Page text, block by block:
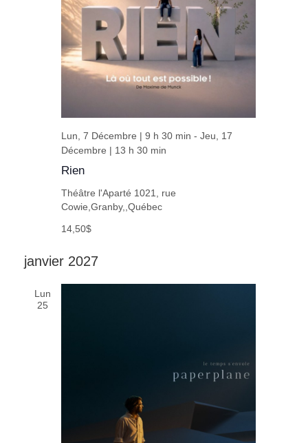
Rien
Lun, 7 Décembre | 9 h 30 min - Jeu, 17
Décembre | 13 h 30 min
Théâtre l'Aparté 1021, rue
Cowie,Granby,,Québec
14,50$
janvier 2027
Lun
25